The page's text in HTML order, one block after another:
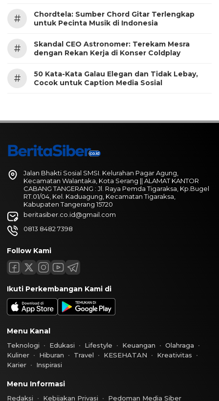
#
Chordtela: Sumber Chord Gitar Terlengkap
untuk Pecinta Musik di Indonesia
#
Skandal CEO Astronomer: Terekam Mesra
dengan Rekan Kerja di Konser Coldplay
#
50 Kata-Kata Galau Elegan dan Tidak Lebay,
Cocok untuk Caption Media Sosial
Jalan Bhakti Sosial SMSI. Kelurahan Pagar Agung,
Kecamatan Walantaka, Kota Serang || ALAMAT KANTOR
CABANG TANGERANG : Jl. Raya Pemda Tigaraksa, Kp.Bugel
RT.01/04, Kel. Kaduagung, Kecamatan Tigaraksa,
Kabupaten Tangerang 15720
beritasiber.co.id@gmail.com
0813 8482 7398
Follow Kami
Ikuti Perkembangan Kami di
Menu Kanal
Teknologi Edukasi Lifestyle Keuangan
Olahraga
Kuliner
Hiburan Travel KESEHATAN
Kreativitas
Karier
Inspirasi
Menu Informasi
Redaksi Kebijakan Privasi Pedoman Media Siber